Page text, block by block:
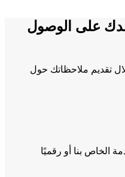
على الوصول
تقديم ملاحظاتك حول
الخاص بنا أو رقميًا